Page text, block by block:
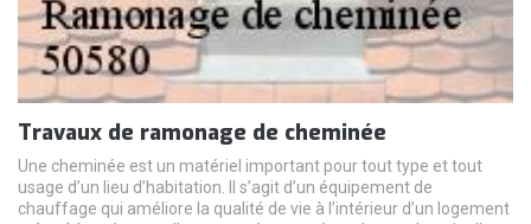
Travaux de ramonage de cheminée
Une cheminée est un matériel important pour tout type et tout
usage d’un lieu d’habitation. Il s’agit d’un équipement de
chauffage qui améliore la qualité de vie à l’intérieur d’un logement